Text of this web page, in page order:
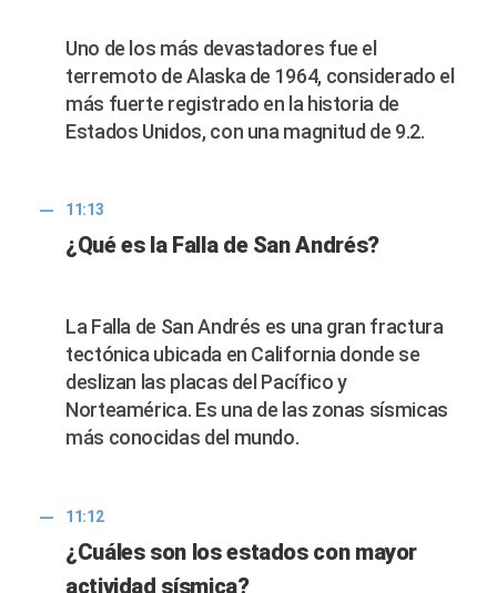
Uno de los más devastadores fue el
terremoto de Alaska de 1964, considerado el
más fuerte registrado en la historia de
Estados Unidos, con una magnitud de 9.2.
11:13
¿Qué es la Falla de San Andrés?
La Falla de San Andrés es una gran fractura
tectónica ubicada en California donde se
deslizan las placas del Pacífico y
Norteamérica. Es una de las zonas sísmicas
más conocidas del mundo.
11:12
¿Cuáles son los estados con mayor
actividad sísmica?